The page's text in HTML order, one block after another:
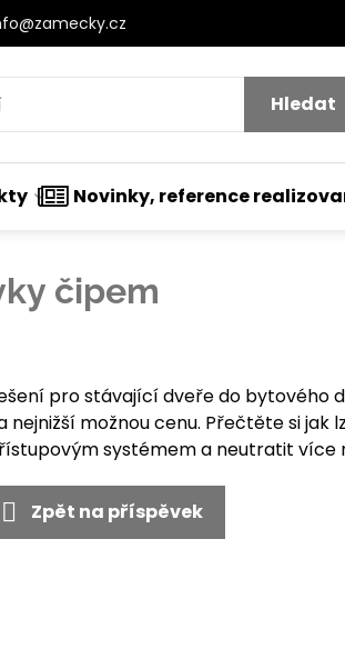
Hledat
Novinky, reference
čipem
pro stávající dveře do bytového
nejnižší možnou cenu. Přečtěte si jak
systémem a neutratit více
Zpět na příspěvek